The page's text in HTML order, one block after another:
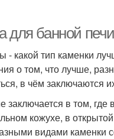
для банной
- какой тип каменки
о том, что лучше,
в чём заключаются
заключается в том,
кожухе, в
видами